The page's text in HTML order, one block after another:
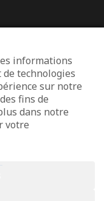
informations
technologies
sur notre
fins de
dans notre
votre